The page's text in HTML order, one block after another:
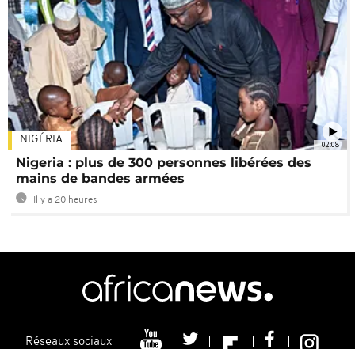
02:08
NIGÉRIA
Nigeria : plus de 300 personnes libérées des
mains de bandes armées
Il y a 20 heures
Réseaux sociaux